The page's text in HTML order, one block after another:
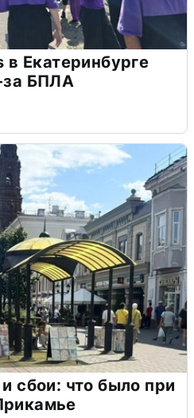
Екатеринбурге
за БПЛА
сбои: что было при